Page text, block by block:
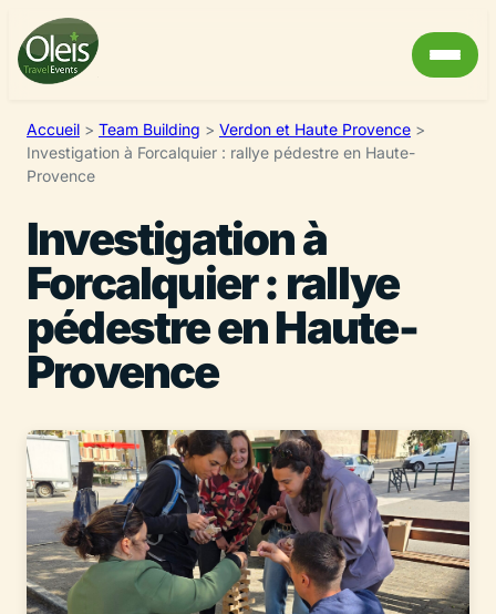
Accueil > Team Building > Verdon et Haute Provence >
Investigation à Forcalquier : rallye pédestre en Haute-
Provence
Investigation à
Forcalquier : rallye
pédestre en Haute-
Provence